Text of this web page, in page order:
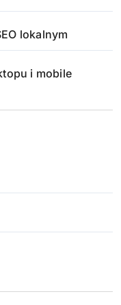
lokalnym
i mobile